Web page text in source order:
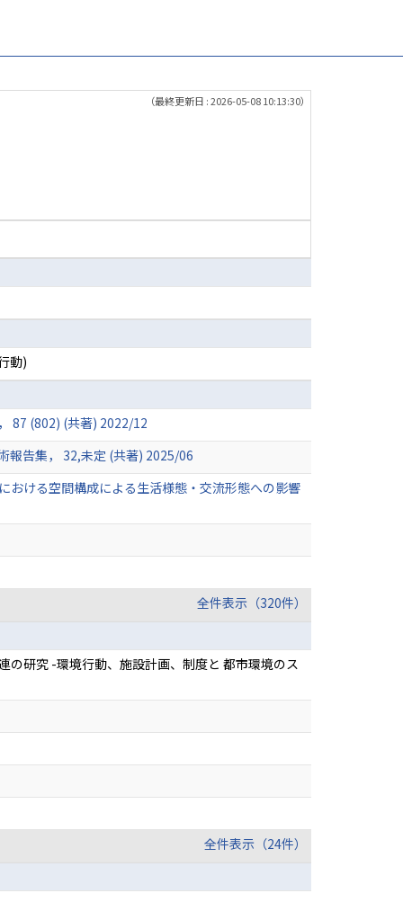
（最終更新日 : 2026-05-08 10:13:30）
動)
87 (802) (共著) 2022/12
報告集， 32,未定 (共著) 2025/06
ける空間構成による生活様態・交流形態への影響
全件表示（320件）
の研究 -環境行動、施設計画、制度と 都市環境のス
全件表示（24件）